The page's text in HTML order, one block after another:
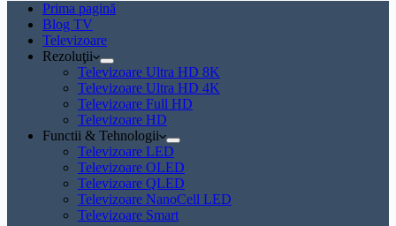
Prima pagină
Blog TV
Televizoare
Rezoluţii
Televizoare Ultra HD 8K
Televizoare Ultra HD 4K
Televizoare Full HD
Televizoare HD
Functii & Tehnologii
Televizoare LED
Televizoare OLED
Televizoare QLED
Televizoare NanoCell LED
Televizoare Smart